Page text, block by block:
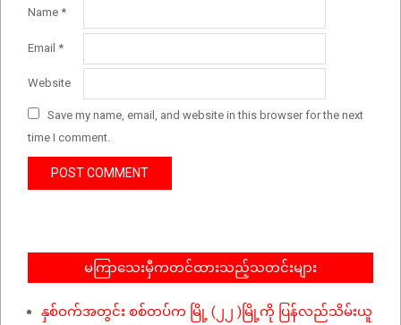
Name *
Email *
Website
Save my name, email, and website in this browser for the next
time I comment.
မကြာသေးမှီကတင်ထားသည့်သတင်းများ
နှစ်ဝက်အတွင်း စစ်တပ်က မြို့ (၂၂ )မြို့ကို ပြန်လည်သိမ်းယူ